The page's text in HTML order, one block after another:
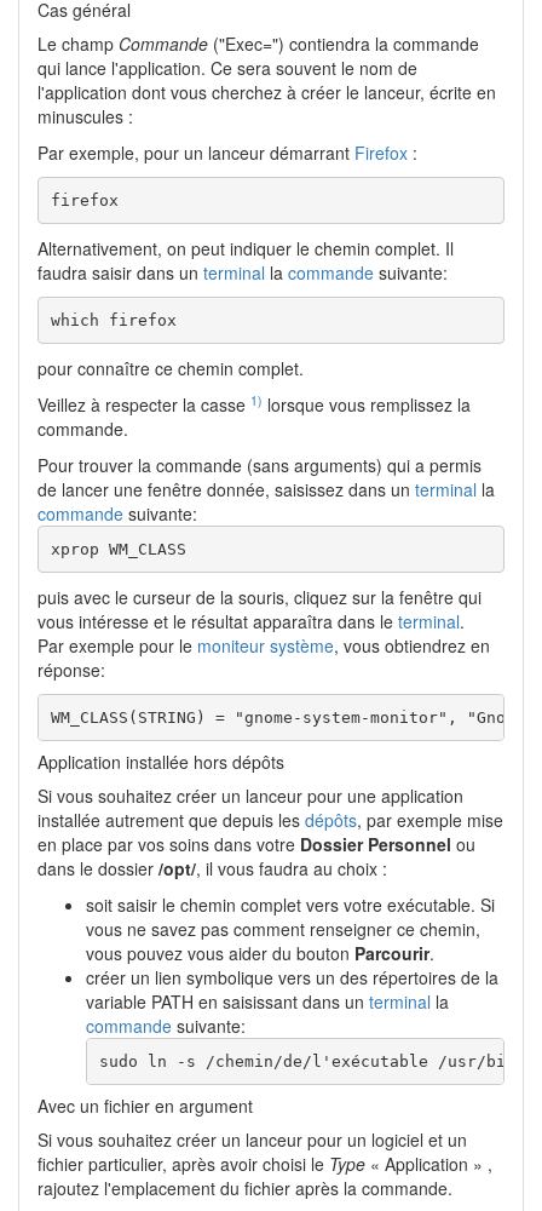
Cas général
Le champ Commande ("Exec=") contiendra la commande
qui lance l'application. Ce sera souvent le nom de
l'application dont vous cherchez à créer le lanceur, écrite en
minuscules :
Par exemple, pour un lanceur démarrant Firefox :
firefox
Alternativement, on peut indiquer le chemin complet. Il
faudra saisir dans un terminal la commande suivante:
which firefox
pour connaître ce chemin complet.
Veillez à respecter la casse 1) lorsque vous remplissez la
commande.
Pour trouver la commande (sans arguments) qui a permis
de lancer une fenêtre donnée, saisissez dans un terminal la
commande suivante:
xprop WM_CLASS
puis avec le curseur de la souris, cliquez sur la fenêtre qui
vous intéresse et le résultat apparaîtra dans le terminal.
Par exemple pour le moniteur système, vous obtiendrez en
réponse:
WM_CLASS(STRING) = "gnome-system-monitor",
Application installée hors dépôts
Si vous souhaitez créer un lanceur pour une application
installée autrement que depuis les dépôts, par exemple mise
en place par vos soins dans votre Dossier Personnel ou
dans le dossier /opt/, il vous faudra au choix :
soit saisir le chemin complet vers votre exécutable. Si
vous ne savez pas comment renseigner ce chemin,
vous pouvez vous aider du bouton Parcourir.
créer un lien symbolique vers un des répertoires de la
variable PATH en saisissant dans un terminal la
commande suivante:
sudo ln -s /chemin/de/l'exécutable /usr/bin/
Avec un fichier en argument
Si vous souhaitez créer un lanceur pour un logiciel et un
fichier particulier, après avoir choisi le Type « Application » ,
rajoutez l'emplacement du fichier après la commande.